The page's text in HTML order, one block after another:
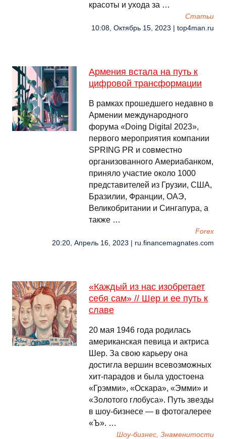
красоты и ухода за …
Cтатьи
10:08, Октябрь 15, 2023 | top4man.ru
Армения встала на путь к
цифровой трансформации
В рамках прошедшего недавно в
Армении международного
форума «Doing Digital 2023»,
первого мероприятия компании
SPRING PR и совместно
организованного Америабанком,
приняло участие около 1000
представителей из Грузии, США,
Бразилии, Франции, ОАЭ,
Великобритании и Сингапура, а
также …
Forex
20:20, Апрель 16, 2023 | ru.financemagnates.com
«Каждый из нас изобретает
себя сам» // Шер и ее путь к
славе
20 мая 1946 года родилась
американская певица и актриса
Шер. За свою карьеру она
достигла вершин всевозможных
хит-парадов и была удостоена
«Грэмми», «Оскара», «Эмми» и
«Золотого глобуса». Путь звезды
в шоу-бизнесе — в фотогалерее
«Ъ». …
Шоу-бизнес, Знаменитости